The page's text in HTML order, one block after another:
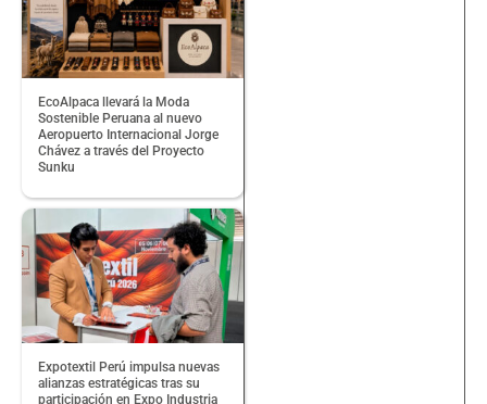
EcoAlpaca llevará la Moda
Sostenible Peruana al nuevo
Aeropuerto Internacional Jorge
Chávez a través del Proyecto
Sunku
Expotextil Perú impulsa nuevas
alianzas estratégicas tras su
participación en Expo Industria